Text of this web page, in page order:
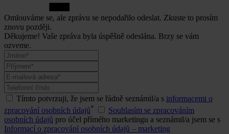
Omlouváme se, ale zprávu se nepodařilo odeslat. Zkuste to prosím
znovu později.
Děkujeme! Vaše zpráva byla úspěšně odeslána. Brzy se vám
ozveme.
Tímto potvrzuji, že jsem se řádně seznámil/a s informacemi o
zpracování osobních údajů*
Souhlasím se zpracováním
osobních údajů pro účel přímého marketingu a seznámil/a jsem se s
Informací o zpracování osobních údajů – marketing